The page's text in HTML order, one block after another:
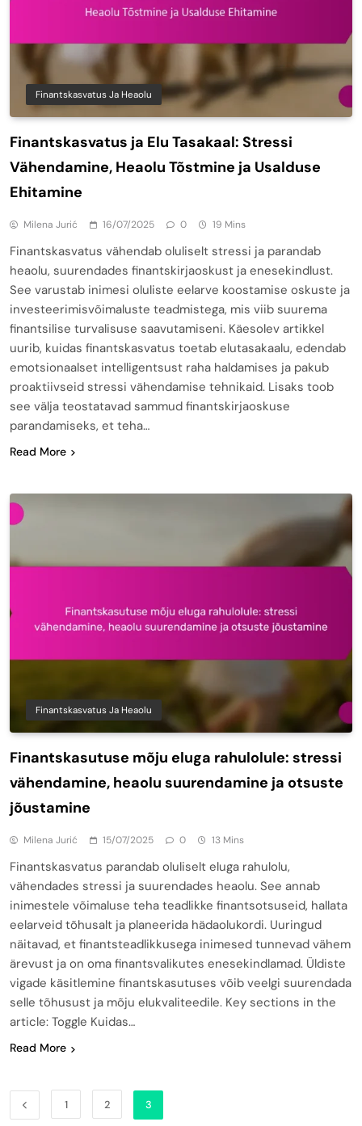
Finantskasvatus Ja Heaolu
Finantskasvatus ja Elu Tasakaal: Stressi
Vähendamine, Heaolu Tõstmine ja Usalduse
Ehitamine
Milena Jurić 16/07/2025 0 19 Mins
Finantskasvatus vähendab oluliselt stressi ja parandab
heaolu, suurendades finantskirjaoskust ja enesekindlust.
See varustab inimesi oluliste eelarve koostamise oskuste ja
investeerimisvõimaluste teadmistega, mis viib suurema
finantsilise turvalisuse saavutamiseni. Käesolev artikkel
uurib, kuidas finantskasvatus toetab elutasakaalu, edendab
emotsionaalset intelligentsust raha haldamises ja pakub
proaktiivseid stressi vähendamise tehnikaid. Lisaks toob
see välja teostatavad sammud finantskirjaoskuse
parandamiseks, et teha…
Read More
Finantskasvatus Ja Heaolu
Finantskasutuse mõju eluga rahulolule: stressi
vähendamine, heaolu suurendamine ja otsuste
jõustamine
Milena Jurić 15/07/2025 0 13 Mins
Finantskasvatus parandab oluliselt eluga rahulolu,
vähendades stressi ja suurendades heaolu. See annab
inimestele võimaluse teha teadlikke finantsotsuseid, hallata
eelarveid tõhusalt ja planeerida hädaolukordi. Uuringud
näitavad, et finantsteadlikkusega inimesed tunnevad vähem
ärevust ja on oma finantsvalikutes enesekindlamad. Üldiste
vigade käsitlemine finantskasutuses võib veelgi suurendada
selle tõhusust ja mõju elukvaliteedile. Key sections in the
article: Toggle Kuidas…
Read More
1 2 3